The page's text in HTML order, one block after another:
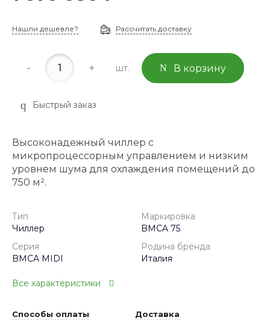
Нашли дешевле? Рассчитать доставку
- + шт. В корзину
Быстрый заказ
Высоконадежный чиллер с
микропроцессорным управлением и низким
уровнем шума для охлаждения помещений до
750 м².
Тип
Чиллер
Маркировка
BMCA 75
Серия
BMCA MIDI
Родина бренда
Италия
Все характеристики
Способы оплаты Доставка